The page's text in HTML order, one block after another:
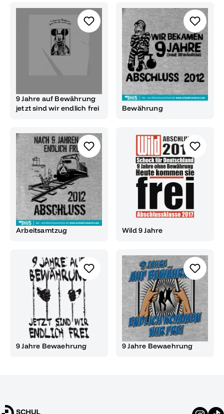
9 Jahre auf Bewährung
jetzt sind wir endlich frei
Bewährung
Arbeitsamtzug Wild 9 Jahre
9 Jahre Bewaehrung 9 Jahre Bewaehrung